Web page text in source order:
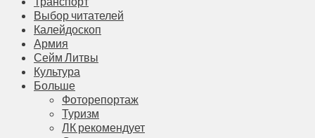
Выбор читателей
Калейдоскоп
Армия
Сейм Литвы
Культура
Больше
Фоторепортаж
Туризм
ЛК рекомендует